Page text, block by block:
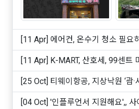
[11 Apr] 에어컨, 온수기 청소 필요
[11 Apr] K-MART, 산호세, 99센트 마켓에 한국 과일 및
빵 ..
[25 Oct] 티웨이항공, 지상낙원 ‘괌·
[04 Oct] '인플루언서 지원해요',, 사